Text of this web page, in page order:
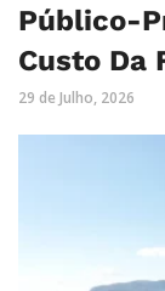
Público-
Custo Da
29 de Julho, 2026